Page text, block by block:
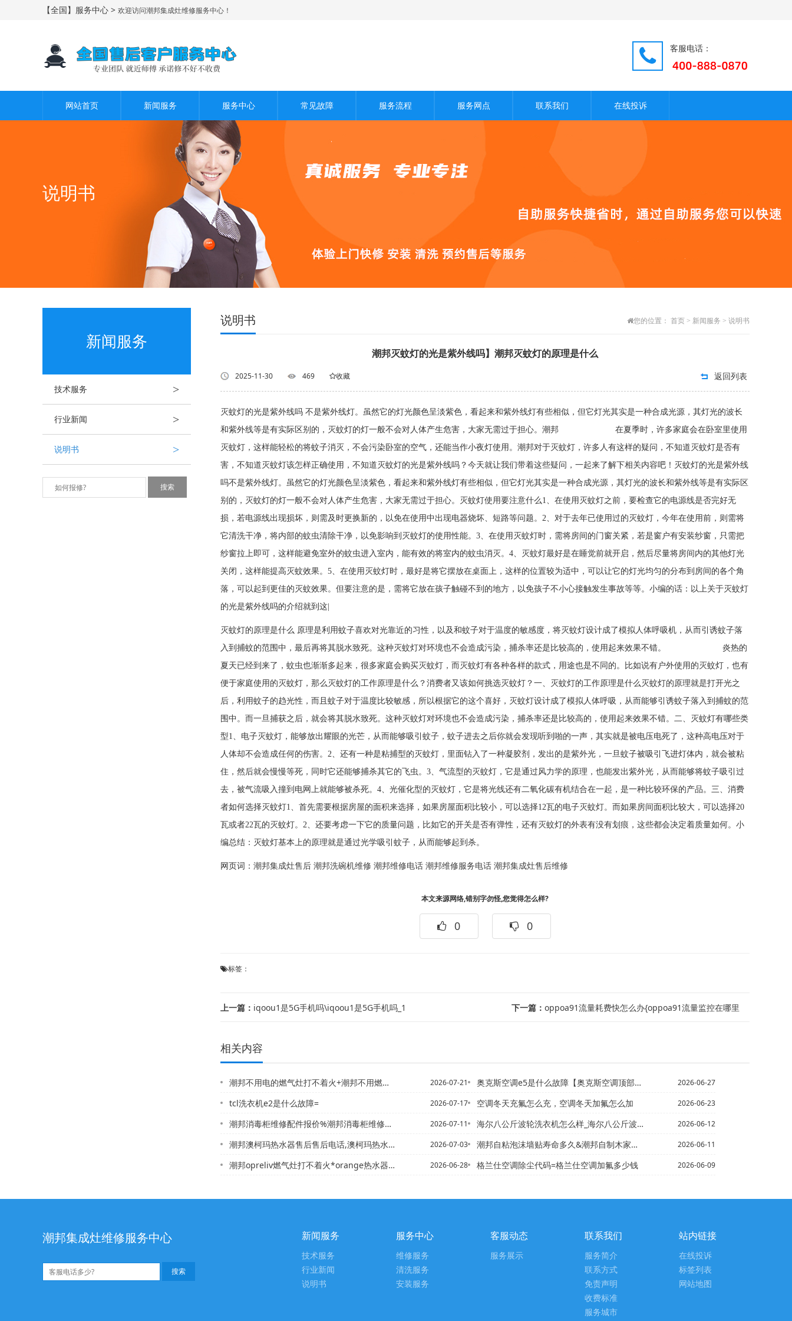
【全国】服务中心 > 欢迎访问潮邦集成灶维修服务中心！
客服电话：
网站首页 新闻服务 服务中心 常见故障 服务流程 服务网点 联系我们 在线投诉
说明书
新闻服务
技术服务 >
行业新闻 >
说明书 >
说明书 您的位置： 首页 > 新闻服务 > 说明书
潮邦灭蚊灯的光是紫外线吗】潮邦灭蚊灯的原理是什么
2025-11-30 469 收藏 返回列表
灭蚊灯的光是紫外线吗 不是紫外线灯。虽然它的灯光颜色呈淡紫色，看起来和紫外线灯有些相似，但它灯光其实是一种合成光源，其灯光的波长
和紫外线等是有实际区别的，灭蚊灯的灯一般不会对人体产生危害，大家无需过于担心。潮邦 在夏季时，许多家庭会在卧室里使用
灭蚊灯，这样能轻松的将蚊子消灭，不会污染卧室的空气，还能当作小夜灯使用。潮邦对于灭蚊灯，许多人有这样的疑问，不知道灭蚊灯是否有
害，不知道灭蚊灯该怎样正确使用，不知道灭蚊灯的光是紫外线吗？今天就让我们带着这些疑问，一起来了解下相关内容吧！灭蚊灯的光是紫外线
吗不是紫外线灯。虽然它的灯光颜色呈淡紫色，看起来和紫外线灯有些相似，但它灯光其实是一种合成光源，其灯光的波长和紫外线等是有实际区
别的，灭蚊灯的灯一般不会对人体产生危害，大家无需过于担心。灭蚊灯使用要注意什么1、在使用灭蚊灯之前，要检查它的电源线是否完好无
损，若电源线出现损坏，则需及时更换新的，以免在使用中出现电器烧坏、短路等问题。2、对于去年已使用过的灭蚊灯，今年在使用前，则需将
它清洗干净，将内部的蚊虫清除干净，以免影响到灭蚊灯的使用性能。3、在使用灭蚊灯时，需将房间的门窗关紧，若是窗户有安装纱窗，只需把
纱窗拉上即可，这样能避免室外的蚊虫进入室内，能有效的将室内的蚊虫消灭。4、灭蚊灯最好是在睡觉前就开启，然后尽量将房间内的其他灯光
关闭，这样能提高灭蚊效果。5、在使用灭蚊灯时，最好是将它摆放在桌面上，这样的位置较为适中，可以让它的灯光均匀的分布到房间的各个角
落，可以起到更佳的灭蚊效果。但要注意的是，需将它放在孩子触碰不到的地方，以免孩子不小心接触发生事故等等。小编的话：以上关于灭蚊灯
的光是紫外线吗的介绍就到这|
灭蚊灯的原理是什么 原理是利用蚊子喜欢对光靠近的习性，以及和蚊子对于温度的敏感度，将灭蚊灯设计成了模拟人体呼吸机，从而引诱蚊子落
入到捕蚊的范围中，最后再将其脱水致死。这种灭蚊灯对环境也不会造成污染，捕杀率还是比较高的，使用起来效果不错。 炎热的
夏天已经到来了，蚊虫也渐渐多起来，很多家庭会购买灭蚊灯，而灭蚊灯有各种各样的款式，用途也是不同的。比如说有户外使用的灭蚊灯，也有
便于家庭使用的灭蚊灯，那么灭蚊灯的工作原理是什么？消费者又该如何挑选灭蚊灯？一、灭蚊灯的工作原理是什么灭蚊灯的原理就是打开光之
后，利用蚊子的趋光性，而且蚊子对于温度比较敏感，所以根据它的这个喜好，灭蚊灯设计成了模拟人体呼吸，从而能够引诱蚊子落入到捕蚊的范
围中。而一旦捕获之后，就会将其脱水致死。这种灭蚊灯对环境也不会造成污染，捕杀率还是比较高的，使用起来效果不错。二、灭蚊灯有哪些类
型1、电子灭蚊灯，能够放出耀眼的光芒，从而能够吸引蚊子，蚊子进去之后你就会发现听到啪的一声，其实就是被电压电死了，这种高电压对于
人体却不会造成任何的伤害。2、还有一种是粘捕型的灭蚊灯，里面钻入了一种凝胶剂，发出的是紫外光，一旦蚊子被吸引飞进灯体内，就会被粘
住，然后就会慢慢等死，同时它还能够捕杀其它的飞虫。3、气流型的灭蚊灯，它是通过风力学的原理，也能发出紫外光，从而能够将蚊子吸引过
去，被气流吸入撞到电网上就能够被杀死。4、光催化型的灭蚊灯，它是将光线还有二氧化碳有机结合在一起，是一种比较环保的产品。三、消费
者如何选择灭蚊灯1、首先需要根据房屋的面积来选择，如果房屋面积比较小，可以选择12瓦的电子灭蚊灯。而如果房间面积比较大，可以选择20
瓦或者22瓦的灭蚊灯。2、还要考虑一下它的质量问题，比如它的开关是否有弹性，还有灭蚊灯的外表有没有划痕，这些都会决定着质量如何。小
编总结：灭蚊灯基本上的原理就是通过光学吸引蚊子，从而能够起到杀。
网页词： 潮邦集成灶售后 潮邦洗碗机维修 潮邦维修电话 潮邦维修服务电话 潮邦集成灶售后维修
本文来源网络,错别字勿怪,您觉得怎么样?
0 0
标签：
上一篇： iqoou1是5G手机吗\iqoou1是5G手机吗_1 下一篇： oppoa91流量耗费快怎么办{oppoa91流量监控在哪里
相关内容
潮邦不用电的燃气灶打不着火+潮邦不用燃气灶的原因 2026-07-21
tcl洗衣机e2是什么故障= 2026-07-17
潮邦消毒柜维修配件报价%潮邦消毒柜维修配件报价表官方发布 2026-07-11
潮邦澳柯玛热水器售后售后电话,澳柯玛热水器售后维修网点&澳柯玛热水器维修电话浏阳... 2026-07-03
潮邦opreliv燃气灶打不着火*orange热水器售后电话,美的热水器售后电话... 2026-06-28
奥克斯空调e5是什么故障【奥克斯空调顶部拆卸方法 2026-06-27
空调冬天充氟怎么充，空调冬天加氟怎么加 2026-06-23
海尔八公斤波轮洗衣机怎么样_海尔八公斤波轮洗衣机特点介绍-海尔八公斤洗衣机尺寸介... 2026-06-12
潮邦自粘泡沫墙贴寿命多久&潮邦自制木家具 营造淳朴有灵气的现代家居氛围 2026-06-11
格兰仕空调除尘代码=格兰仕空调加氟多少钱 2026-06-09
潮邦集成灶维修服务中心 新闻服务
技术服务
行业新闻
说明书
服务中心
维修服务
清洗服务
安装服务
客服动态
服务展示
联系我们
服务简介
联系方式
免责声明
收费标准
服务城市
站内链接
在线投诉
标签列表
网站地图